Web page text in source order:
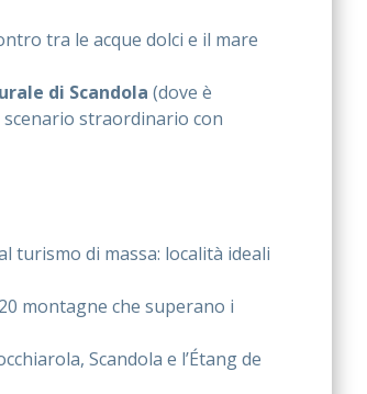
tra le acque dolci e il mare
di Scandola (dove è
straordinario con
turismo di massa: località ideali
montagne che superano i
Scandola e l’Étang de